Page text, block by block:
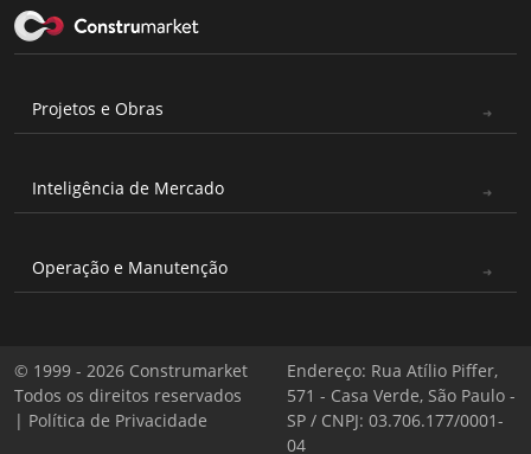
Projetos e Obras
Inteligência de Mercado
Operação e Manutenção
© 1999 - 2026 Construmarket
Todos os direitos reservados
| Política de Privacidade
Endereço: Rua Atílio Piffer,
571 - Casa Verde, São Paulo -
SP / CNPJ: 03.706.177/0001-
04